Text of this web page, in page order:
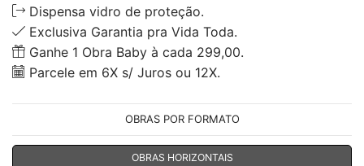
Dispensa vidro de proteção.
Exclusiva Garantia pra Vida Toda.
Ganhe 1 Obra Baby à cada 299,00.
Parcele em 6X s/ Juros ou 12X.
OBRAS POR FORMATO
OBRAS HORIZONTAIS